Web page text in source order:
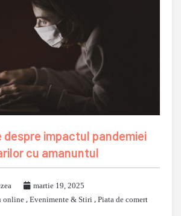
despre impactul pandemiei
cu amanuntul
martie 19, 2025
online , Evenimente & Stiri , Piata de comert